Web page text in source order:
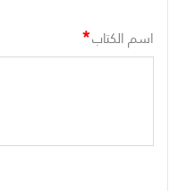
اسم الكتاب*